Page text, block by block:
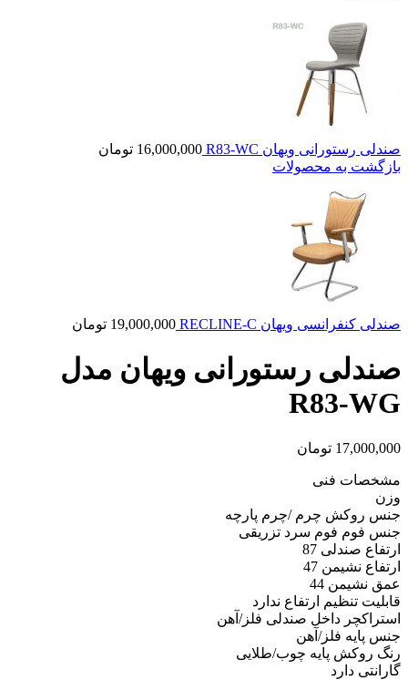
صندلی رستورانی ویهان R83-WC 16,000,000 تومان
بازگشت به محصولات
صندلی کنفرانسی ویهان RECLINE-C 19,000,000 تومان
صندلی رستورانی ویهان مدل
R83-WG
17,000,000 تومان
مشخصات فنی
وزن
جنس روکش چرم /چرم پارچه
جنس فوم فوم سرد تزریقی
ارتفاع صندلی 87
ارتفاع نشیمن 47
عمق نشیمن 44
قابلیت تنظیم ارتفاع ندارد
استراکچر داخل صندلی فلز/آهن
جنس پایه فلز/آهن
رنگ روکش پایه چوب/طلایی
گارانتی دارد